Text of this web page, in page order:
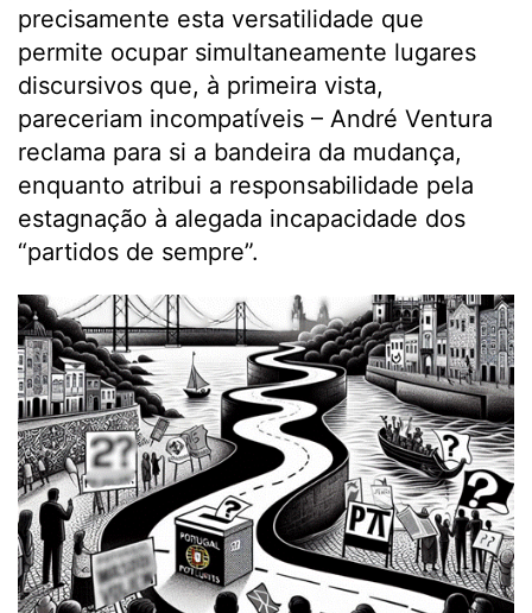
precisamente esta versatilidade que
permite ocupar simultaneamente lugares
discursivos que, à primeira vista,
pareceriam incompatíveis – André Ventura
reclama para si a bandeira da mudança,
enquanto atribui a responsabilidade pela
estagnação à alegada incapacidade dos
“partidos de sempre”.